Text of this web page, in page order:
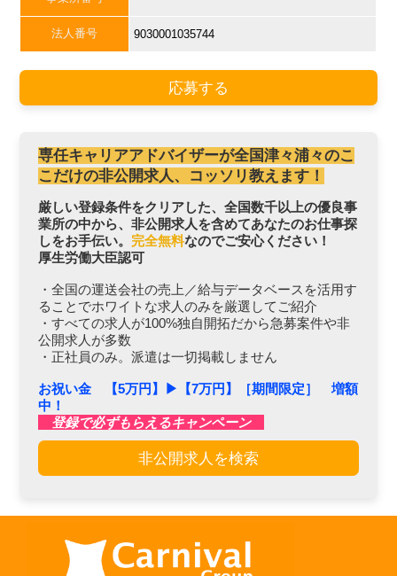
法人番号 9030001035744
応募する
専任キャリアアドバイザーが全国津々浦々のこ
こだけの非公開求人、コッソリ教えます！
厳しい登録条件をクリアした、全国数千以上の優良事
業所の中から、非公開求人を含めてあなたのお仕事探
しをお手伝い。 完全無料なのでご安心ください！
厚生労働大臣認可
・全国の運送会社の売上／給与データベースを活用す
ることでホワイトな求人のみを厳選してご紹介
・すべての求人が100%独自開拓だから急募案件や非
公開求人が多数
・正社員のみ。派遣は一切掲載しません
お祝い金 【5万円】▶︎【7万円】［期間限定］ 増額
中！
登録で必ずもらえるキャンペーン
非公開求人を検索